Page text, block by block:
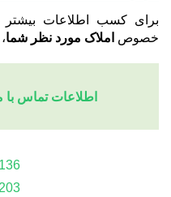
برای کسب اطلاعات بیشتر
خصوص املاک مورد نظر شما
اطلاعات تماس